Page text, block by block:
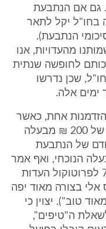
גם אם הנתבעת
בחו"ל יקל לתאר
היו בחופשה" (סעיף 53 לסיכומי הנתבעת).
מהעדויות, אנו
לחופשה שנתית
שכן נדרשו
ימים אלה.
כי בהזדמנות אחת, כאשר
סייע באירוח חברים, קיבל תוספת של 200 ₪ מבעלה
של הנתבעת
הנוכחי, ואף אמר
לו לפעמים "לך לנוח לשעה" (עמ' 7 לפרוטוקול העדות
אלי בצורה מאוד יפה
טוב"). יצוין כי
ה"טיפים",